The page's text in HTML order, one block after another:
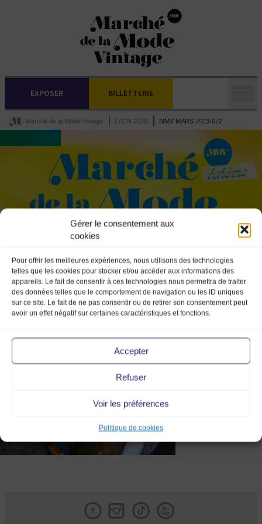
Gérer le consentement aux
cookies
Pour offrir les meilleures expériences, nous utilisons des technologies
telles que les cookies pour stocker et/ou accéder aux informations des
appareils. Le fait de consentir à ces technologies nous permettra de traiter
des données telles que le comportement de navigation ou les ID uniques
sur ce site. Le fait de ne pas consentir ou de retirer son consentement peut
avoir un effet négatif sur certaines caractéristiques et fonctions.
Accepter
Refuser
Voir les préférences
Politique de cookies
EXPOSER BILLETTERIE
Marché de la Mode Vintage LYON 2026 MMV MARS 2023-072
MMV MARS 2023-072